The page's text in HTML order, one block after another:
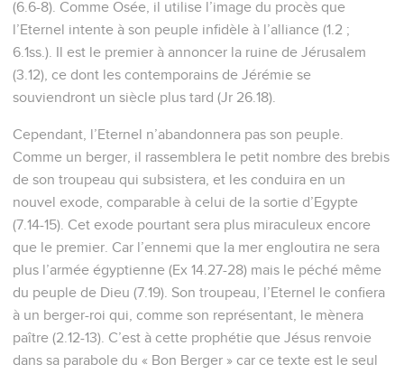
(6.6-8). Comme Osée, il utilise l’image du procès que
l’Eternel intente à son peuple infidèle à l’alliance (1.2 ;
6.1ss.). Il est le premier à annoncer la ruine de Jérusalem
(3.12), ce dont les contemporains de Jérémie se
souviendront un siècle plus tard (Jr 26.18).
Cependant, l’Eternel n’abandonnera pas son peuple.
Comme un berger, il rassemblera le petit nombre des brebis
de son troupeau qui subsistera, et les conduira en un
nouvel exode, comparable à celui de la sortie d’Egypte
(7.14-15). Cet exode pourtant sera plus miraculeux encore
que le premier. Car l’ennemi que la mer engloutira ne sera
plus l’armée égyptienne (Ex 14.27-28) mais le péché même
du peuple de Dieu (7.19). Son troupeau, l’Eternel le confiera
à un berger-roi qui, comme son représentant, le mènera
paître (2.12-13). C’est à cette prophétie que Jésus renvoie
dans sa parabole du « Bon Berger » car ce texte est le seul